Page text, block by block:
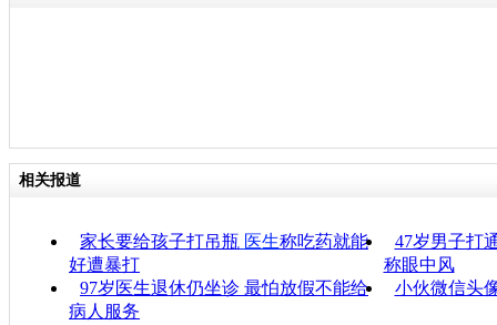
相关报道
家长要给孩子打吊瓶 医生称吃药就能
好遭暴打
47岁男子打
称眼中风
97岁医生退休仍坐诊 最怕放假不能给
病人服务
小伙微信头